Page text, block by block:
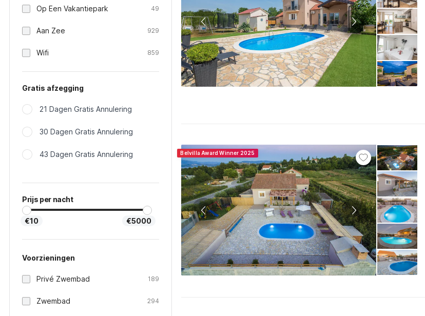
Op Een Vakantiepark 49
Aan Zee 929
Wifi 859
Gratis afzegging
21 Dagen Gratis Annulering
30 Dagen Gratis Annulering
43 Dagen Gratis Annulering
Prijs per nacht
€10 €5000
Voorzieningen
Privé Zwembad 189
Zwembad 294
Belvilla Award Winner 2025